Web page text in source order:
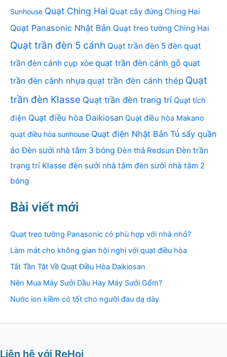
Sunhouse Quạt Ching Hai Quạt cây đứng Ching Hai
Quạt Panasonic Nhật Bản Quạt treo tường Ching Hai
Quạt trần đèn 5 cánh Quạt trần đèn 5 đèn quạt
trần đèn cánh cụp xòe quạt trần đèn cánh gỗ quạt
trần đèn cánh nhựa quạt trần đèn cánh thép Quạt
trần đèn Klasse Quạt trần đèn trang trí Quạt tích
điện Quạt điều hòa Daikiosan Quạt điều hòa Makano
quạt điều hòa sunhouse Quạt điện Nhật Bản Tủ sấy quần
áo Đèn sưởi nhà tắm 3 bóng Đèn thả Redsun Đèn trần
trang trí Klasse đèn sưởi nhà tắm đèn sưởi nhà tắm 2
bóng
Bài viết mới
Quạt treo tường Panasonic có phù hợp với nhà nhỏ?
Làm mát cho không gian hội nghị với quạt điều hòa
Tất Tần Tật Về Quạt Điều Hòa Daikiosan
Nên Mua Máy Sưởi Dầu Hay Máy Sưởi Gốm?
Nước ion kiềm có tốt cho người đau dạ dày
Liên hệ với ReHoi